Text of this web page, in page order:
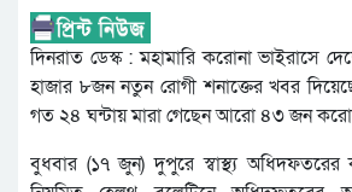
দিনরাত ডেস্ক : মহামারি করোনা ভাইরাসে
হাজার ৮জন নতুন রোগী শনাক্তের খবর
গত ২৪ ঘন্টায় মারা গেছেন আরো ৪৩ জন
বুধবার (১৭ জুন) দুপুরে স্বাস্থ্য অধিদফতরের